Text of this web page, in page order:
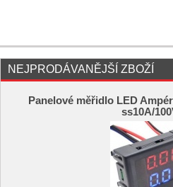
NEJPRODÁVANĚJŠÍ ZBOŽÍ
Panelové měřidlo LED
ss10A/